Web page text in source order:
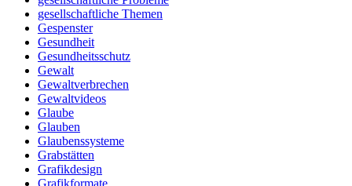
gesellschaftliche Themen
Gespenster
Gesundheit
Gesundheitsschutz
Gewalt
Gewaltverbrechen
Gewaltvideos
Glaube
Glauben
Glaubenssysteme
Grabstätten
Grafikdesign
Grafikformate